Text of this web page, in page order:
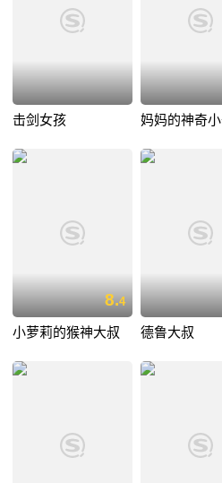
击剑女孩 妈妈的神奇
8.4
小萝莉的猴神大叔 德鲁大叔